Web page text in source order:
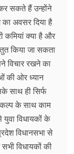
सकते हैं उन्होंने
अवसर दिया है
कमियां क्या है और
किया जा सकता
विचार रखने का
की ओर ध्यान
साथ ही सिर्फ
के साथ काम
विधायकों के
विधानसभा से
विधायकों की